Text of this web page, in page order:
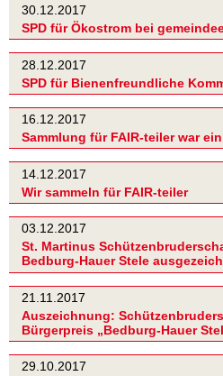
30.12.2017
SPD für Ökostrom bei
28.12.2017
SPD für Bienenfreundliche
16.12.2017
Sammlung für FAIR-teiler war
14.12.2017
Wir sammeln für FAIR-teiler
03.12.2017
St. Martinus
Bedburg-Hauer Stele
21.11.2017
Auszeichnung:
Bürgerpreis „Bedburg-Hauer
29.10.2017